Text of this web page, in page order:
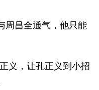
周昌全通气，他只能
义，让孔正义到小招